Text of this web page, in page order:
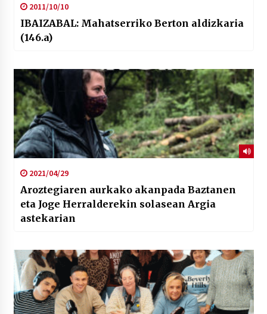
2011/10/10
IBAIZABAL: Mahatserriko Berton aldizkaria
(146.a)
2021/04/29
Aroztegiaren aurkako akanpada Baztanen
eta Joge Herralderekin solasean Argia
astekarian